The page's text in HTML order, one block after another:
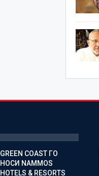
GREEN COAST ГО
НОСИ NAMMOS
HOTELS & RESORTS